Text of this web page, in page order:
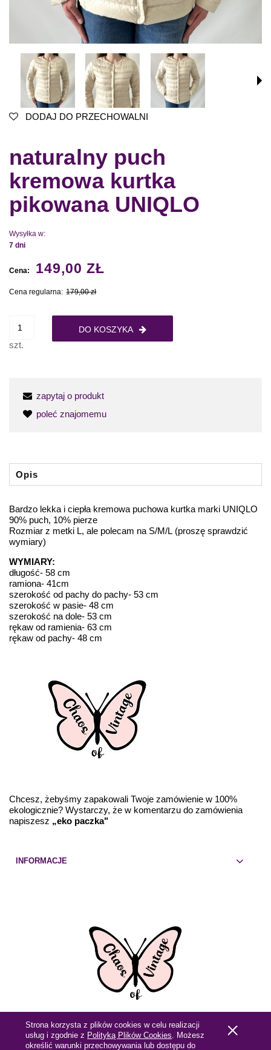
Strona korzysta z plików cookies w celu realizacji
usług i zgodnie z Polityką Plików Cookies. Możesz
określić warunki przechowywania lub dostępu do
DODAJ DO PRZECHOWALNI
naturalny puch
kremowa kurtka
pikowana UNIQLO
Wysyłka w:
7 dni
Cena: 149,00 ZŁ
Cena regularna: 179,00 zł
szt.
DO KOSZYKA
zapytaj o produkt
poleć znajomemu
Opis
Bardzo lekka i ciepła kremowa puchowa kurtka marki UNIQLO
90% puch, 10% pierze
Rozmiar z metki L, ale polecam na S/M/L (proszę sprawdzić
wymiary)
WYMIARY:
długość- 58 cm
ramiona- 41cm
szerokość od pachy do pachy- 53 cm
szerokość w pasie- 48 cm
szerokość na dole- 53 cm
rękaw od ramienia- 63 cm
rękaw od pachy- 48 cm
Chcesz, żebyśmy zapakowali Twoje zamówienie w 100%
ekologicznie? Wystarczy, że w komentarzu do zamówienia
napiszesz „eko paczka"
INFORMACJE
Pokaż pełną wersję strony